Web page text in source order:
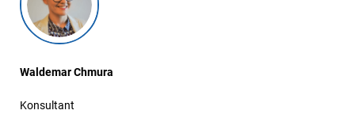
Waldemar Chmura
Konsultant